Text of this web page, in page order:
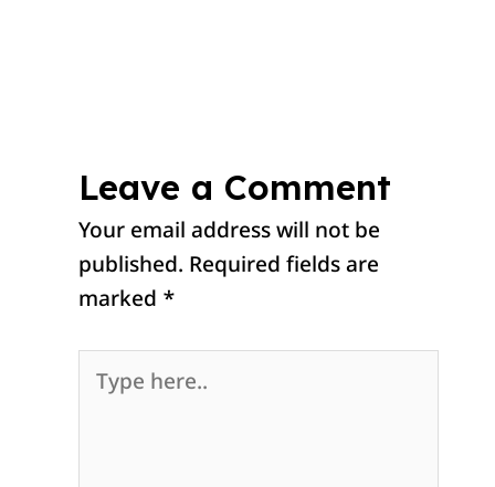
Leave a Comment
Your email address will not be
published. Required fields are
marked *
Type
here..